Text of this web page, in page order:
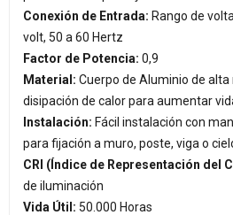
Conexión de Entrada: Rango de
volt, 50 a 60 Hertz
Factor de Potencia: 0,9
Material: Cuerpo de Aluminio de alta
disipación de calor para aumentar
Instalación: Fácil instalación con
para fijación a muro, poste, viga o
CRI (Índice de Representación del
de iluminación
Vida Útil: 50.000 Horas